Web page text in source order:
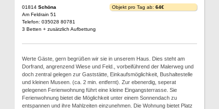
01814 Schöna
Am Feldrain 51
Telefon: 035028 80781
3 Betten + zusätzlich Aufbettung
Objekt pro Tag ab: 64€
Werte Gäste, gern begrüßen wir sie in unserem Haus. Dies steht am
Dorfrand, angrenzend Wiese und Feld., vorbeiführend der Malerweg und
doch zentral gelegen zur Gaststätte, Einkaufsmöglichkeit, Bushaltestelle
und kleinen Museen. (ca. 2 min. entfernt). Zur ebenerdig, seperat
gelegenen Ferienwohnung führt eine kleine Eingangsterrasse. Sie
Ferienwohnung bietet die Möglichkeit unter einem Sonnendach zu
entspannen und ihre Mahlzeiten einzunehmen. Die Wohnung bietet Platz